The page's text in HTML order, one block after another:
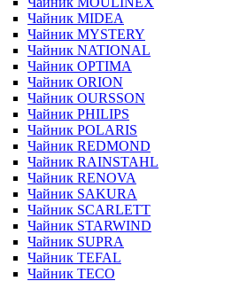
Чайник MIDEA
Чайник MYSTERY
Чайник NATIONAL
Чайник OPTIMA
Чайник ORION
Чайник OURSSON
Чайник PHILIPS
Чайник POLARIS
Чайник REDMOND
Чайник RAINSTAHL
Чайник RENOVA
Чайник SAKURA
Чайник SCARLETT
Чайник STARWIND
Чайник SUPRA
Чайник TEFAL
Чайник TECO